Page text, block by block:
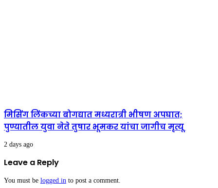
मिसिंग लिंकच्या बोगद्यात मध्यरात्री भीषण अपघात;
पुण्यातील युवा नेते तुषार भूमकर यांचा जागीच मृत्यू
2 days ago
Leave a Reply
You must be logged in to post a comment.